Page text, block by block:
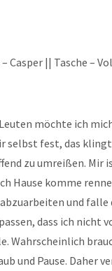
Casper || Tasche –
möchte ich
selbst fest, das
zu umreißen. Mir
Hause komme
und
dass ich nicht
Wahrscheinlich
und Pause. Daher